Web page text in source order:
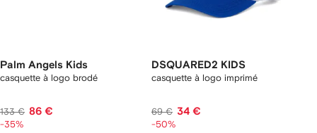
Palm Angels Kids
casquette à logo brodé
133 € 86 €
-35%
DSQUARED2 KIDS
casquette à logo imprimé
69 € 34 €
-50%